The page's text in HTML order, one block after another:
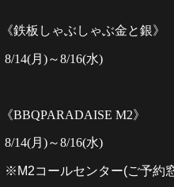
《鉄板しゃぶしゃぶ金と銀》
8/14(月)～8/16(水)
《BBQPARADAISE M2》
8/14(月)～8/16(水)
※M2コールセンター(ご予約